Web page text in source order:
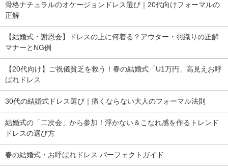
骨格ナチュラルのオケージョンドレス選び｜20代向けフォーマルの
正解
【結婚式・謝恩会】ドレスの上に何着る？アウター・羽織りの正解
マナーとNG例
【20代向け】ご祝儀貧乏を救う！春の結婚式「U1万円」高見えお呼
ばれドレス
30代の結婚式ドレス選び｜痛くならない大人のフォーマル法則
結婚式の「二次会」から参加！浮かない＆こなれ感を作るトレンド
ドレスの選び方
春の結婚式・お呼ばれドレス パーフェクトガイド